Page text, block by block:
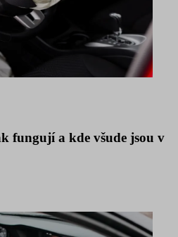
fungují a kde všude jsou v